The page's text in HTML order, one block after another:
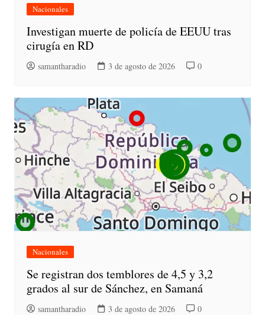
Nacionales
Investigan muerte de policía de EEUU tras
cirugía en RD
samantharadio 3 de agosto de 2026 0
Nacionales
Se registran dos temblores de 4,5 y 3,2
grados al sur de Sánchez, en Samaná
samantharadio 3 de agosto de 2026 0